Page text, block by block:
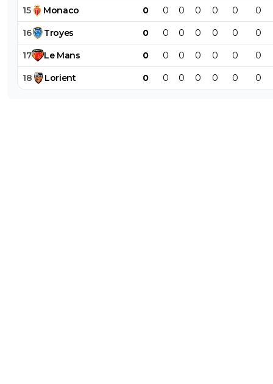
15 Monaco 0 0 0 0 0 0 0
16 Troyes 0 0 0 0 0 0 0
17 Le Mans 0 0 0 0 0 0 0
18 Lorient 0 0 0 0 0 0 0